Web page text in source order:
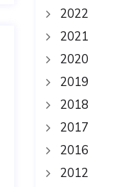
2022
2021
2020
2019
2018
2017
2016
2012